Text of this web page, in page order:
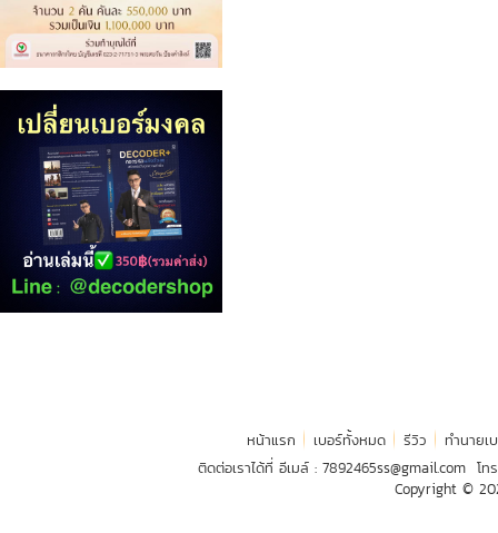
หน้าแรก เบอร์ทั้งหมด รีวิว
ทำนายเ
ติดต่อเราได้ที่ อีเมล์ : 7892465ss@gmail.com โท
Copyright ©